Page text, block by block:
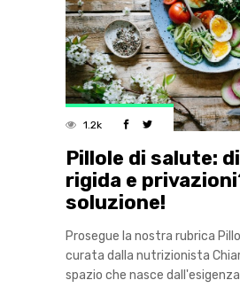
1.2k
Pillole di salute:
rigida e
soluzione!
Prosegue la nostra rubrica
curata dalla nutrizionista
spazio che nasce